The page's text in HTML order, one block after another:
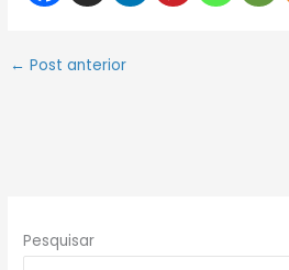
← Post anterior
Pesquisar